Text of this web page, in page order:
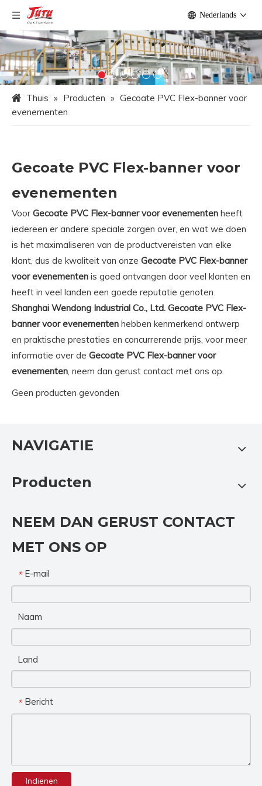
Nederlands
Thuis » Producten » Gecoate PVC Flex-banner voor
evenementen
Gecoate PVC Flex-banner voor
evenementen
Voor Gecoate PVC Flex-banner voor evenementen heeft
iedereen er andere speciale zorgen over, en wat we doen
is het maximaliseren van de productvereisten van elke
klant, dus de kwaliteit van onze Gecoate PVC Flex-banner
voor evenementen is goed ontvangen door veel klanten en
heeft in veel landen een goede reputatie genoten.
Shanghai Wendong Industrial Co., Ltd. Gecoate PVC Flex-
banner voor evenementen hebben kenmerkend ontwerp
en praktische prestaties en concurrerende prijs, voor meer
informatie over de Gecoate PVC Flex-banner voor
evenementen, neem dan gerust contact met ons op.
Geen producten gevonden
NAVIGATIE
Producten
NEEM DAN GERUST CONTACT
MET ONS OP
* E-mail
Naam
Land
* Bericht
Indienen